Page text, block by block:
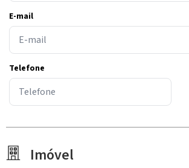
E-mail
Telefone
Imóvel